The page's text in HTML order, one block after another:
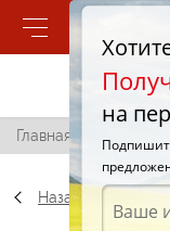
Позвонить
Главная /
Назад
на